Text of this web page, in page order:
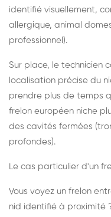
identifié visuellement,
allergique, animal
professionnel).
Sur place, le technicien
localisation précise du
prendre plus de temps
frelon européen niche
des cavités fermées
profondes).
Le cas particulier d'un
Vous voyez un frelon
nid identifié à proximité